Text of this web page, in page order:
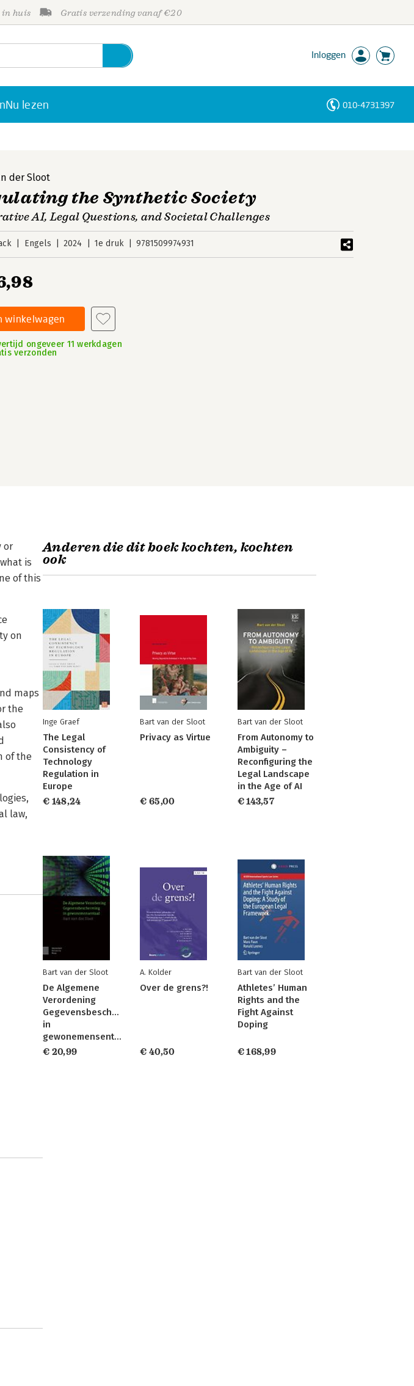
in huis Gratis verzending vanaf €20
Inloggen
Nu lezen 010-4731397
der Sloot
the Synthetic Society
AI, Legal Questions, and Societal Challenges
Engels 2024 1e druk 9781509974931
winkelwagen
ongeveer 11 werkdagen
verzonden
or
is
of this
on
maps
the
of the
law,
Anderen die dit boek kochten, kochten
ook
Inge Graef
The Legal
Consistency of
Technology
Regulation in
Europe
€ 148,24
Bart van der Sloot
Privacy as Virtue
€ 65,00
Bart van der Sloot
From Autonomy to
Ambiguity –
Reconfiguring the
Legal Landscape
in the Age of AI
€ 143,57
Bart van der Sloot
De Algemene
Verordening
Gegevensbescherming
in
gewonemensentaal
€ 20,99
A. Kolder
Over de grens?!
€ 40,50
Bart van der Sloot
Athletes’ Human
Rights and the
Fight Against
Doping
€ 168,99
Personen